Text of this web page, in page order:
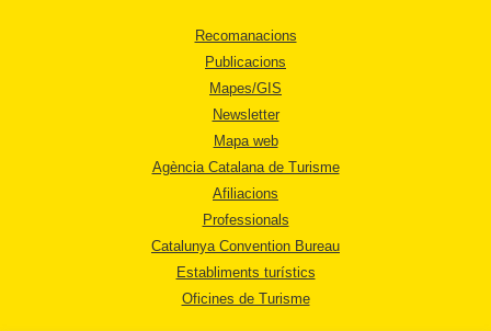
Recomanacions
Publicacions
Mapes/GIS
Newsletter
Mapa web
Agència Catalana de Turisme
Afiliacions
Professionals
Catalunya Convention Bureau
Establiments turístics
Oficines de Turisme